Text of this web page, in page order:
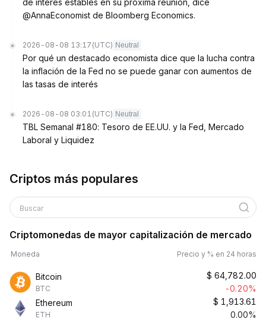
de interés estables en su próxima reunión, dice
@AnnaEconomist de Bloomberg Economics.
2026-08-08 13:17 (UTC) Neutral
Por qué un destacado economista dice que la lucha contra
la inflación de la Fed no se puede ganar con aumentos de
las tasas de interés
2026-08-08 03:01 (UTC) Neutral
TBL Semanal #180: Tesoro de EE.UU. y la Fed, Mercado
Laboral y Liquidez
Criptos más populares
Buscar
Criptomonedas de mayor capitalización de mercado
Moneda Precio y % en 24 horas
Bitcoin
BTC
$ 64,782.00
-0.20%
Ethereum
ETH
$ 1,913.61
0.00%